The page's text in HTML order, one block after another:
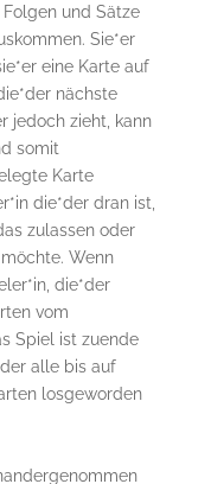
und Sätze
Sie*er
eine Karte auf
nächste
jedoch zieht, kann
somit
Karte
die*der dran ist,
zulassen oder
Wenn
die*der
vom
Spiel ist zuende
alle bis auf
losgeworden